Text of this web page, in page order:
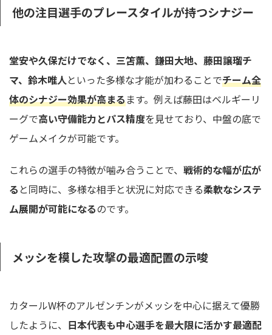
他の注目選手のプレースタイルが持つシナジー
堂安や久保だけでなく、三笘薫、鎌田大地、藤田譲瑠チ
マ、鈴木唯人といった多様な才能が加わることでチーム全
体のシナジー効果が高まるます。例えば藤田はベルギーリ
ーグで高い守備能力とパス精度を見せており、中盤の底で
ゲームメイクが可能です。
これらの選手の特徴が噛み合うことで、 戦術的な幅が広が
る と同時に、多様な相手と状況に対応できる柔軟なシステ
ム展開が可能になるのです。
メッシを模した攻撃の最適配置の示唆
カタールW杯のアルゼンチンがメッシを中心に据えて優勝
したように、 日本代表も中心選手を最大限に活かす最適配